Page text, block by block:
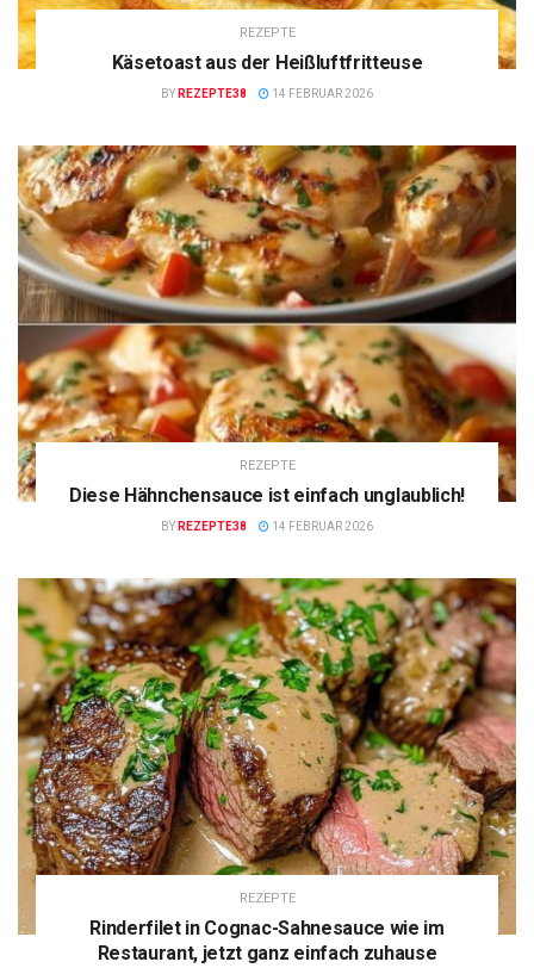
REZEPTE
Käsetoast aus der Heißluftfritteuse
BY REZEPTE38 14 FEBRUAR 2026
REZEPTE
Diese Hähnchensauce ist einfach unglaublich!
BY REZEPTE38 14 FEBRUAR 2026
REZEPTE
Rinderfilet in Cognac-Sahnesauce wie im
Restaurant, jetzt ganz einfach zuhause